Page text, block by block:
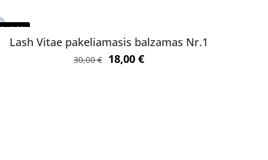
Lash Vitae pakeliamasis balzamas Nr.1
30,00€
Original
18,00 €Current